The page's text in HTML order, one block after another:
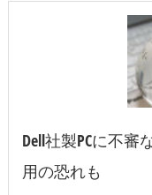
Dell社製PCに不
用の恐れも